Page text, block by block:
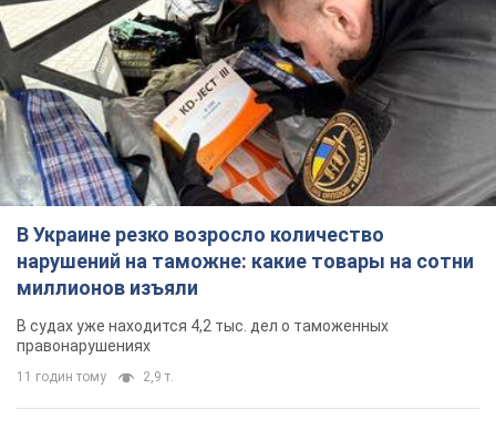
В Украине резко возросло количество
нарушений на таможне: какие товары на сотни
миллионов изъяли
В судах уже находится 4,2 тыс. дел о таможенных
правонарушениях
11 годин тому 2,9 т.